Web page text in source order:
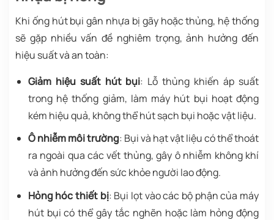
Khi ống hút bụi gân nhựa bị gãy hoặc thủng, hệ thống
sẽ gặp nhiều vấn đề nghiêm trọng, ảnh hưởng đến
hiệu suất và an toàn:
Giảm hiệu suất hút bụi: Lỗ thủng khiến áp suất
trong hệ thống giảm, làm máy hút bụi hoạt động
kém hiệu quả, không thể hút sạch bụi hoặc vật liệu.
Ô nhiễm môi trường: Bụi và hạt vật liệu có thể thoát
ra ngoài qua các vết thủng, gây ô nhiễm không khí
và ảnh hưởng đến sức khỏe người lao động.
Hỏng hóc thiết bị: Bụi lọt vào các bộ phận của máy
hút bụi có thể gây tắc nghẽn hoặc làm hỏng động